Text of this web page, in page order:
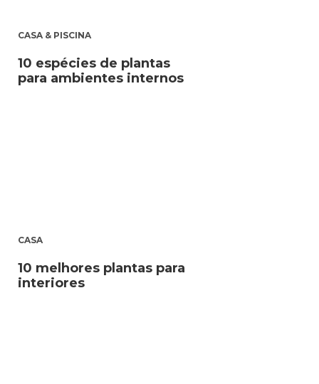
CASA & PISCINA
10 espécies de plantas
para ambientes internos
CASA
10 melhores plantas para
interiores